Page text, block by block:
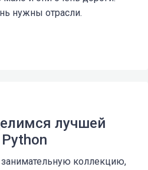
нужны отрасли.
лучшей
коллекцию,